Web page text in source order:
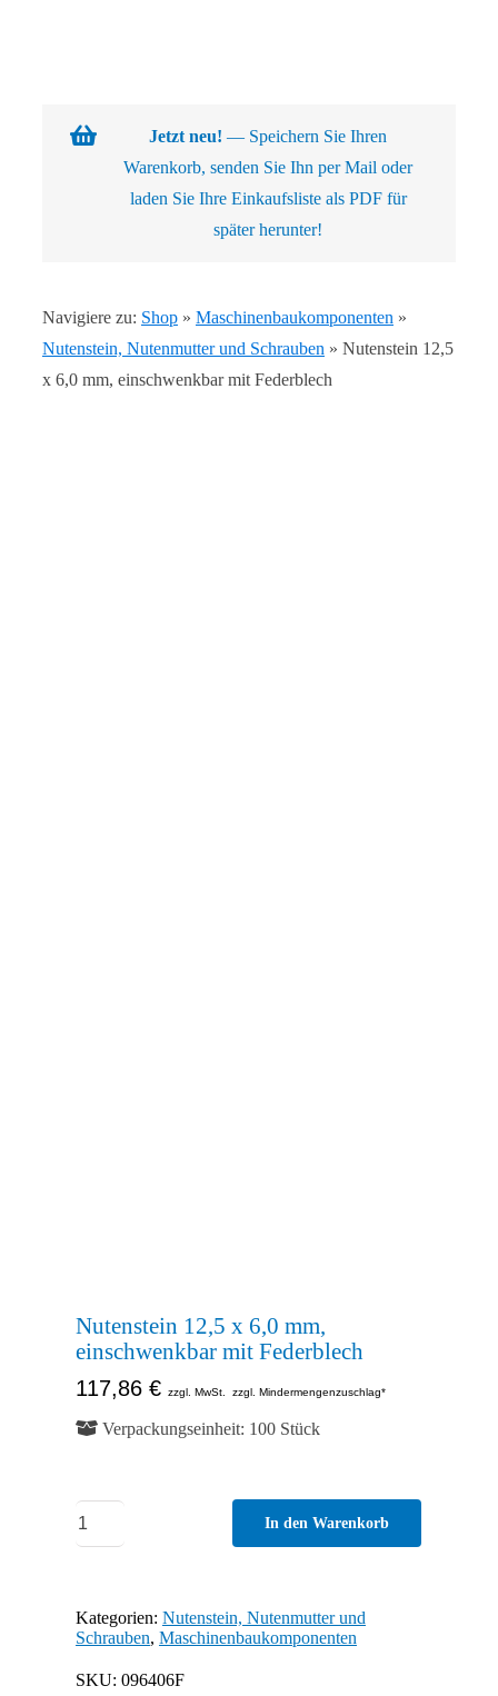
Produkte
Jetzt neu! — Speichern Sie Ihren
Warenkorb, senden Sie Ihn per Mail oder
laden Sie Ihre Einkaufsliste als PDF für
später herunter!
Navigiere zu: Shop» Maschinenbaukomponenten »
Nutenstein, Nutenmutter und Schrauben » Nutenstein 12,5
x 6,0 mm, einschwenkbar mit Federblech
Nutenstein 12,5 x 6,0 mm,
einschwenkbar mit Federblech
117,86 € zzgl. MwSt. zzgl. Mindermengenzuschlag*
Verpackungseinheit: 100 Stück
Nutenstein
12,5
6,0
mm,
einschwenkbar
In den Warenkorb
Kategorien: Nutenstein, Nutenmutter und
Schrauben, Maschinenbaukomponenten
SKU: 096406F